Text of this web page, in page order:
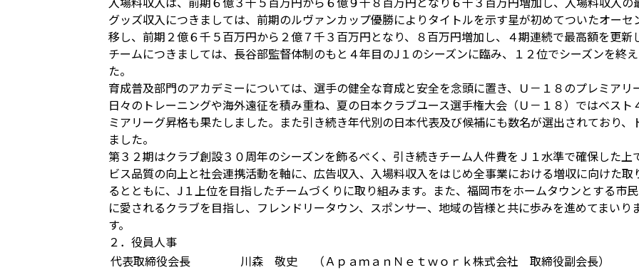
グッズ収入につきましては、前期のルヴァンカップ優勝によりタイトルを示す星が初めてついたオー
移し、前期２億６千５百万円から２億７千３百万円となり、８百万円増加し、４期連続で最高額を更新
チームにつきましては、長谷部監督体制のもと４年目のJ１のシーズンに臨み、１２位でシーズンを終
た。
育成普及部門のアカデミーについては、選手の健全な育成と安全を念頭に置き、Ｕ－１８のプレミア
日々のトレーニングや海外遠征を積み重ね、夏の日本クラブユース選手権大会（Ｕ－１８）ではベス
ミアリーグ昇格も果たしました。また引き続き年代別の日本代表及び候補にも数名が選出されており
ました。
第３２期はクラブ創設３０周年のシーズンを飾るべく、引き続きチーム人件費をＪ１水準で確保した
ビス品質の向上と社会連携活動を軸に、広告収入、入場料収入をはじめ全事業における増収に向けた
るとともに、J１上位を目指したチームづくりに取り組みます。また、福岡市をホームタウンとする市
に愛されるクラブを目指し、フレンドリータウン、スポンサー、地域の皆様と共に歩みを進めてまい
す。
２．役員人事
代表取締役会長
川森 敬史
（ＡｐａｍａｎＮｅｔｗｏｒｋ株式会社 取締役副会長）